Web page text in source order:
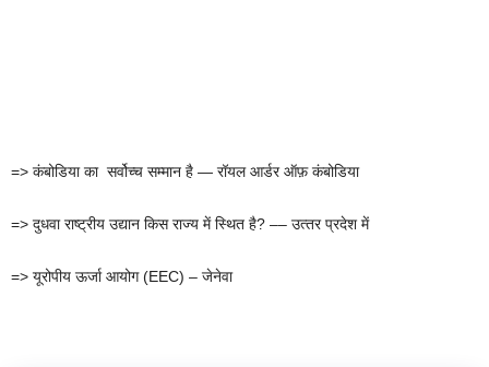
=> कंबोडिया का सर्वोच्च सम्मान है — रॉयल आर्डर ऑफ़ कंबोडिया
=> दुधवा राष्‍ट्रीय उद्यान किस राज्‍य में स्थित है? –– उत्‍तर प्रदेश में
=> यूरोपीय ऊर्जा आयोग (EEC) – जेनेवा